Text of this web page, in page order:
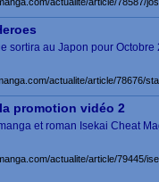
sortira au Japon pour
actualite/article/78676/
promotion vidéo 2
et roman Isekai Cheat
actualite/article/79445/